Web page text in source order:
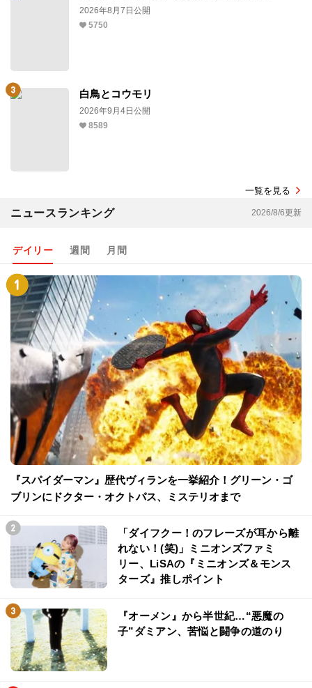
2026年8月7日公開
5750
白鳥とコウモリ
2026年9月4日公開
8589
一覧を見る
ニュースランキング 2026/8/6更新
デイリー 週間 月間
『スパイダーマン』歴代ヴィランを一挙紹介！グリーン・ゴ
ブリンにドクター・オクトパス、ミステリオまで
「ダイフクー！のフレーズが耳から離
れない！(笑)」ミニオンズファミ
リー、LiSAの『ミニオンズ＆モンス
ターズ』推しポイント
『オーメン』から半世紀…“悪魔の
子”ダミアン、苦悩と闘争の道のり